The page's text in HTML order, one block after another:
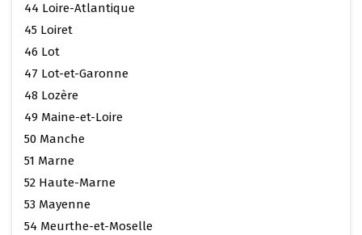
44 Loire-Atlantique
45 Loiret
46 Lot
47 Lot-et-Garonne
48 Lozère
49 Maine-et-Loire
50 Manche
51 Marne
52 Haute-Marne
53 Mayenne
54 Meurthe-et-Moselle